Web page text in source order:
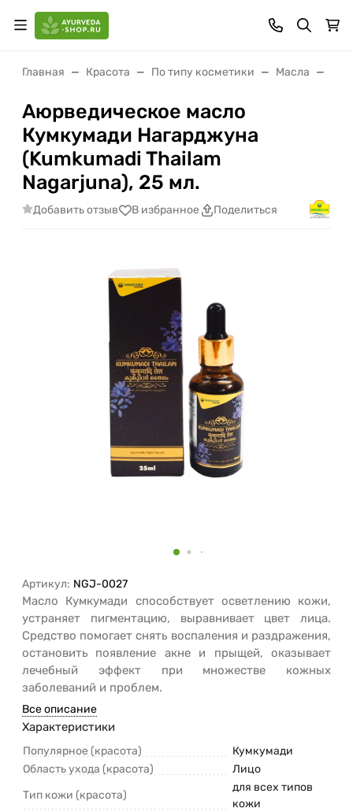
Главная Красота По типу косметики Масла
Аюрведическое масло
Кумкумади Нагарджуна
(Kumkumadi Thailam
Nagarjuna), 25 мл.
Добавить отзыв В избранное Поделиться
Артикул: NGJ-0027
Масло Кумкумади способствует осветлению кожи,
устраняет пигментацию, выравнивает цвет лица.
Средство помогает снять воспаления и раздражения,
остановить появление акне и прыщей, оказывает
лечебный эффект при множестве кожных
заболеваний и проблем.
Все описание
Характеристики
Популярное (красота)
Кумкумади
Область ухода (красота)
Лицо
Тип кожи (красота)
для всех типов
кожи